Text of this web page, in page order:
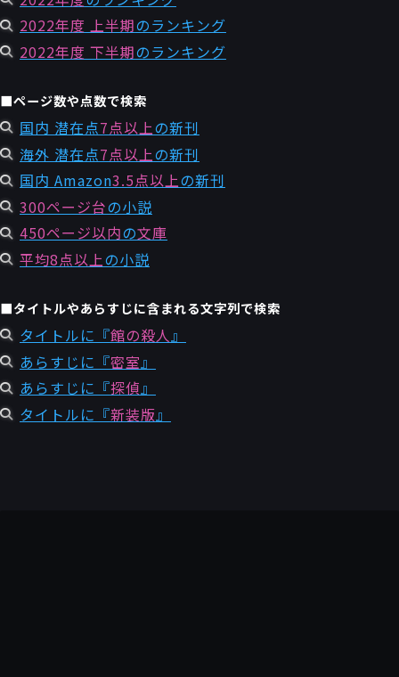
2022年度 上半期のランキング
2022年度 下半期のランキング
■ページ数や点数で検索
国内 潜在点7点以上の新刊
海外 潜在点7点以上の新刊
国内 Amazon3.5点以上の新刊
300ページ台の小説
450ページ以内の文庫
平均8点以上の小説
■タイトルやあらすじに含まれる文字列で検索
タイトルに『館の殺人』
あらすじに『密室 』
あらすじに『探偵』
タイトルに『新装版』